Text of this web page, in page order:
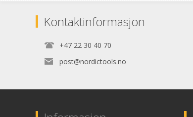
Kontaktinformasjon
+47 22 30 40 70
post@nordictools.no